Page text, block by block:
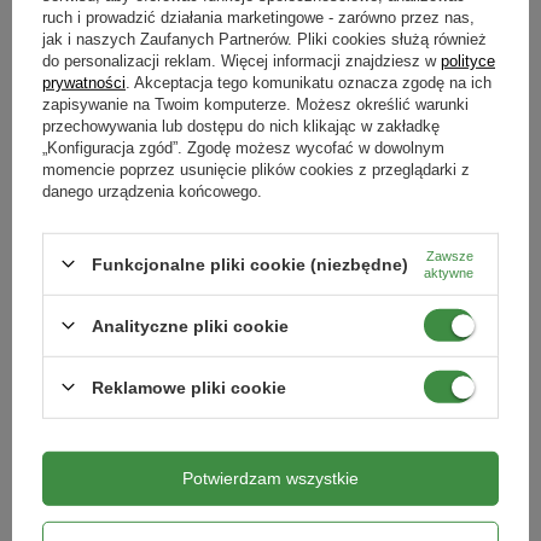
stosowania w oparciu o opryskiwacze ręczne o pojemności nie
większej niż 10 l.
Uwaga!Obowiązująca po oprysku karencja wynosi 14 dni i
obejmuje jabłoń, gruszę, wiśnię, czereśnię.
Opakowanie zawiera 100 ml zawiesiny do sporządzenia
oprysku.
Numer wpisu w rejestrze przedsiębiorców uprawnionych
do wprowadzania środków ochrony roślin do obrotu
Zaświadczenie
Ze środków ochrony roślin należy korzystać z zachowaniem
bezpieczeństwa. Przed każdym użyciem przeczytaj informację
100 ml
Zwalczane choroby
parch gruszy parch jabłoni rak drzew zaraza ogniowa
zaraza ziemniaka
szara pleśń antraknoza mączniak
bakterioza
Kiedy stosować
kwiecień
Forma
Produkty powiązane
RABAT OD 2 SZT.
Maść ogrodnicza 350 g
17,59 zł
Tablice lepowe na ziemiórki,
mączliki, mszyce i inne 10 szt.
Target
16,49 zł
ruch i prowadzić działania marketingowe - zarówno przez nas,
jak i naszych Zaufanych Partnerów. Pliki cookies służą również
do personalizacji reklam. Więcej informacji znajdziesz w polityce
prywatności . Akceptacja tego komunikatu oznacza zgodę na ich
zapisywanie na Twoim komputerze. Możesz określić warunki
przechowywania lub dostępu do nich klikając w zakładkę
„Konfiguracja zgód”. Zgodę możesz wycofać w dowolnym
momencie poprzez usunięcie plików cookies z przeglądarki z
danego urządzenia końcowego.
Funkcjonalne pliki cookie (niezbędne)
Zawsze
aktywne
Analityczne pliki cookie
Reklamowe pliki cookie
Potwierdzam wszystkie